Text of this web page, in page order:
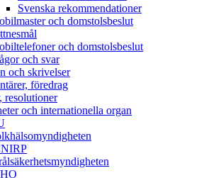
Svenska rekommendationer
och domstolsbeslut
och domstolsbeslut
och svar
och skrivelser
föredrag
resolutioner
och internationella organ